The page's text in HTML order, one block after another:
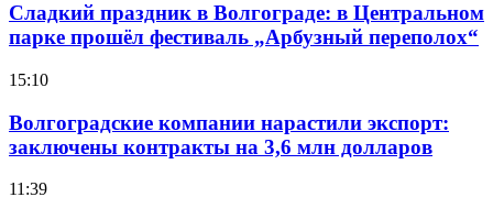
Сладкий праздник в Волгограде: в Центральном
парке прошёл фестиваль „Арбузный переполох“
15:10
Волгоградские компании нарастили экспорт:
заключены контракты на 3,6 млн долларов
11:39